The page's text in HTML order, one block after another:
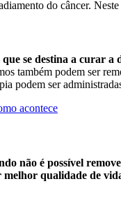
do câncer.
se destina a curar a
também podem ser
podem ser
acontece
não é possível
qualidade de